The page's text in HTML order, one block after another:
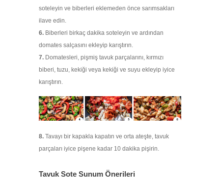
soteleyin ve biberleri eklemeden önce sarımsakları
ilave edin.
6. Biberleri birkaç dakika soteleyin ve ardından
domates salçasını ekleyip karıştırın.
7. Domatesleri, pişmiş tavuk parçalarını, kırmızı
biberi, tuzu, kekiği veya kekiği ve suyu ekleyip iyice
karıştırın.
8. Tavayı bir kapakla kapatın ve orta ateşte, tavuk
parçaları iyice pişene kadar 10 dakika pişirin.
Tavuk Sote Sunum Önerileri